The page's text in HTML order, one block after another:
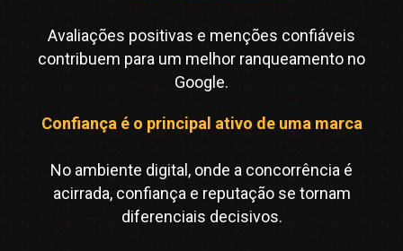
Avaliações positivas e menções confiáveis
contribuem para um melhor ranqueamento no
Google.
Confiança é o principal ativo de uma marca
No ambiente digital, onde a concorrência é
acirrada, confiança e reputação se tornam
diferenciais decisivos.